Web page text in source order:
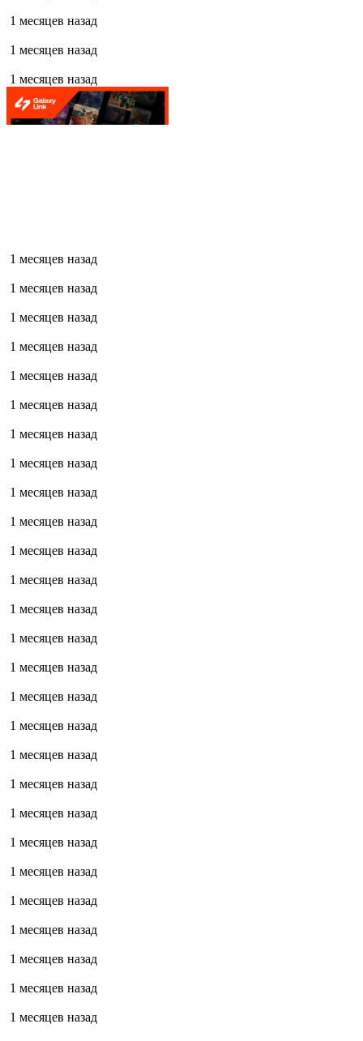
1 месяцев назад
1 месяцев назад
1 месяцев назад
1 месяцев назад
1 месяцев назад
1 месяцев назад
1 месяцев назад
1 месяцев назад
1 месяцев назад
1 месяцев назад
1 месяцев назад
1 месяцев назад
1 месяцев назад
1 месяцев назад
1 месяцев назад
1 месяцев назад
1 месяцев назад
1 месяцев назад
1 месяцев назад
1 месяцев назад
1 месяцев назад
1 месяцев назад
1 месяцев назад
1 месяцев назад
1 месяцев назад
1 месяцев назад
1 месяцев назад
1 месяцев назад
1 месяцев назад
1 месяцев назад